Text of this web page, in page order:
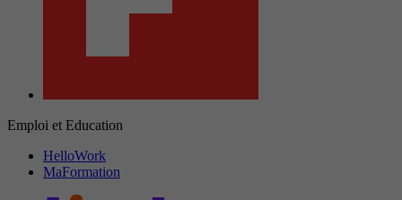
Emploi et Education
HelloWork
MaFormation